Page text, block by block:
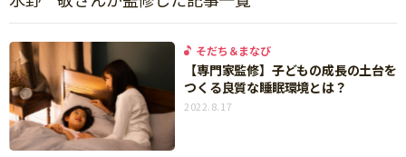
絵本・読み聞かせ
自由研究・工作
読書感想文
本・読書
親子でいっしょに
人間関係
おでかけ
そだち＆まなび
【専門家監修】子どもの成長の土台を
つくる良質な睡眠環境とは？
2022.8.17